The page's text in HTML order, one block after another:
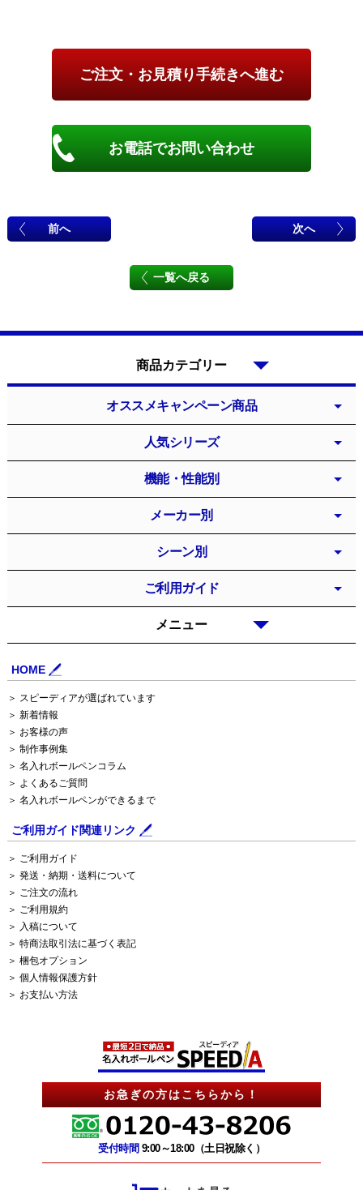
お電話でお問い合わせ
前へ 次へ
一覧へ戻る
お急ぎの方はこちらから！
受付時間 9:00～18:00（土日祝除く）
HOME
＞ スピーディアが選ばれています
＞ 新着情報
＞ お客様の声
＞ 制作事例集
＞ 名入れボールペンコラム
＞ よくあるご質問
＞ 名入れボールペンができるまで
ご利用ガイド関連リンク
＞ ご利用ガイド
＞ 発送・納期・送料について
＞ ご注文の流れ
＞ ご利用規約
＞ 入稿について
＞ 特商法取引法に基づく表記
＞ 梱包オプション
＞ 個人情報保護方針
＞ お支払い方法
メニュー
オススメキャンペーン商品
人気シリーズ
機能・性能別
メーカー別
シーン別
ご利用ガイド
商品カテゴリー